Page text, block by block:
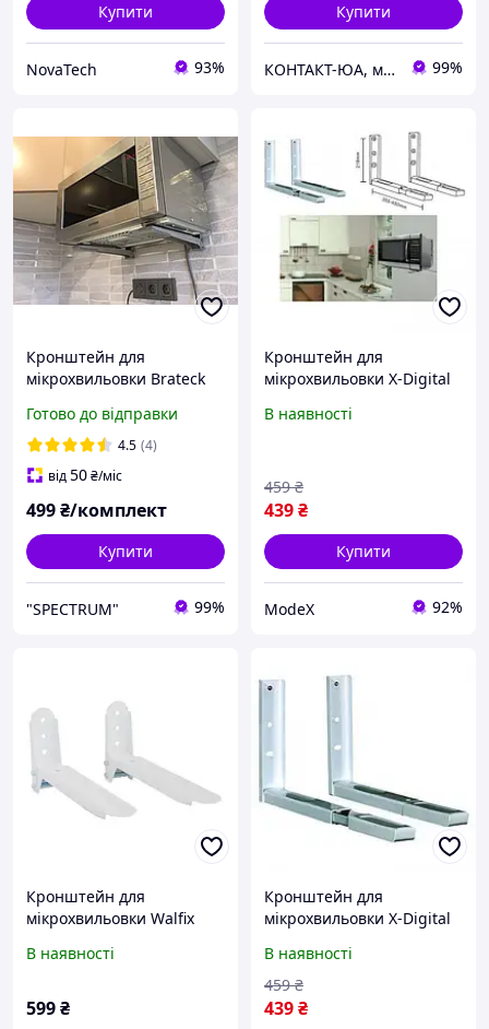
Купити
NovaTech 93%
Купити
КОНТАКТ-ЮА, магазин кабельної продукції 99%
Кронштейн для
мiкрохвильовки Brateck
полиця пiдставка для
мікрохвильової печі СВЧ
на стiну
Готово до відправки
4.5 (4)
від50₴/міс
499₴/комплект
Купити
"SPECTRUM" 99%
Кронштейн для
мікрохвильовки X-Digital
В наявності
439₴
459 ₴
Купити
ModeX 92%
Кронштейн для
мікрохвильовки Walfix
В наявності
599₴
Кронштейн для
мікрохвильовки X-Digital
В наявності
439₴
459 ₴